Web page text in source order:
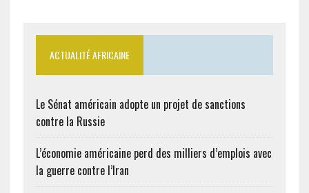
ACTUALITÉ AFRICAINE
Le Sénat américain adopte un projet de sanctions
contre la Russie
L’économie américaine perd des milliers d’emplois avec
la guerre contre l’Iran